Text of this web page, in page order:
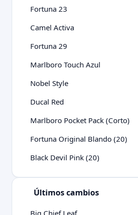
Fortuna 23
Camel Activa
Fortuna 29
Marlboro Touch Azul
Nobel Style
Ducal Red
Marlboro Pocket Pack (Corto)
Fortuna Original Blando (20)
Black Devil Pink (20)
Últimos cambios
Big Chief Leaf